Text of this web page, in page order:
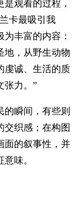
观看的过程，
卡最吸引我
丰富的内容：
地，从野生动物
虔诚、生活的质
张力。”
瞬间，有些则
交织感；在构图
面的叙事性，并
味。